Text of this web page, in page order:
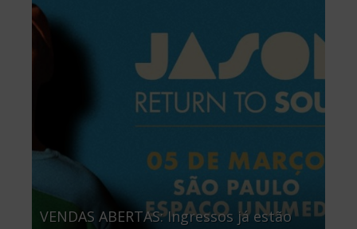
VENDAS ABERTAS: Ingressos já estão